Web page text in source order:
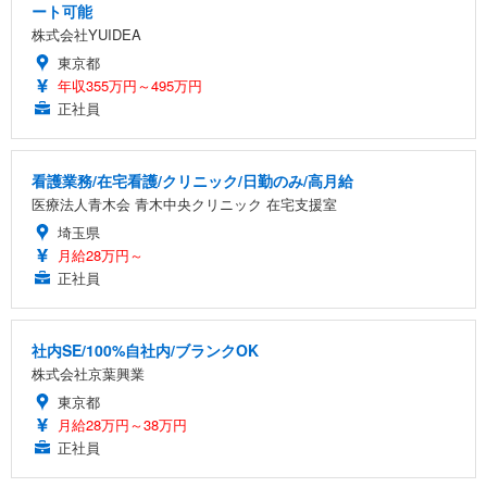
ート可能
株式会社YUIDEA
東京都
年収355万円～495万円
正社員
看護業務/在宅看護/クリニック/日勤のみ/高月給
医療法人青木会 青木中央クリニック 在宅支援室
埼玉県
月給28万円～
正社員
社内SE/100%自社内/ブランクOK
株式会社京葉興業
東京都
月給28万円～38万円
正社員